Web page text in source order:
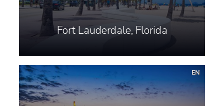
Fort Lauderdale, Florida
EN